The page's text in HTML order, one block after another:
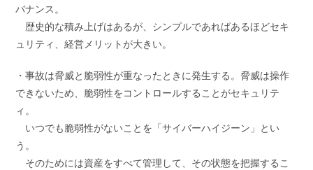
バナンス。
歴史的な積み上げはあるが、シンプルであればあるほどセキ
ュリティ、経営メリットが大きい。
・事故は脅威と脆弱性が重なったときに発生する。脅威は操作
できないため、脆弱性をコントロールすることがセキュリテ
ィ。
いつでも脆弱性がないことを「サイバーハイジーン」とい
う。
そのためには資産をすべて管理して、その状態を把握するこ